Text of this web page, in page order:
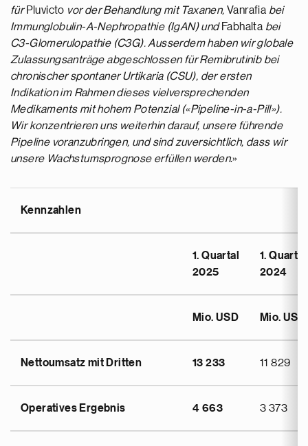
für Pluvicto vor der Behandlung mit Taxanen,Vanrafia bei
Immunglobulin-A-Nephropathie (IgAN) und Fabhalta bei
C3-Glomerulopathie (C3G). Ausserdem haben wir globale
Zulassungsanträge abgeschlossen für Remibrutinib bei
chronischer spontaner Urtikaria (CSU), der ersten
Indikation im Rahmen dieses vielversprechenden
Medikaments mit hohem Potenzial («Pipeline-in-a-Pill»).
Wir konzentrieren uns weiterhin darauf, unsere führende
Pipeline voranzubringen, und sind zuversichtlich, dass wir
unsere Wachstumsprognose erfüllen werden.»
Kennzahlen
1. Quartal
2025
1. Quartal
2024
Mio. USD Mio. USD
Nettoumsatz mit Dritten 13 233 11 829
Operatives Ergebnis 4 663 3 373